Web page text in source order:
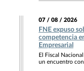
07 / 08 / 2026
FNE expuso
competencia
Empresarial
El Fiscal
un encuentro